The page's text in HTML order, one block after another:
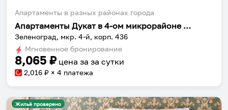
Апартаменты в разных районах города
Апартаменты Дукат в 4-ом микрорайоне к436
Зеленоград, мкр. 4-й, корп. 436
Мгновенное бронирование
8,065 ₽ цена за за сутки
2,016 ₽ × 4 платежа
Жильё проверено